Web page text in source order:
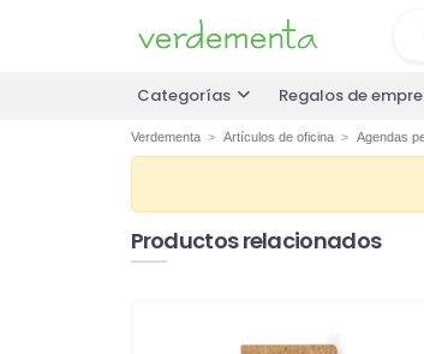
Categorías Regalos de
Verdementa Artículos de oficina Agendas
Productos relacionados